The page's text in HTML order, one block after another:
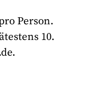
Person.
10.